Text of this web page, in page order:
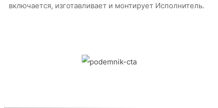
включается, изготавливает и монтирует Исполнитель.